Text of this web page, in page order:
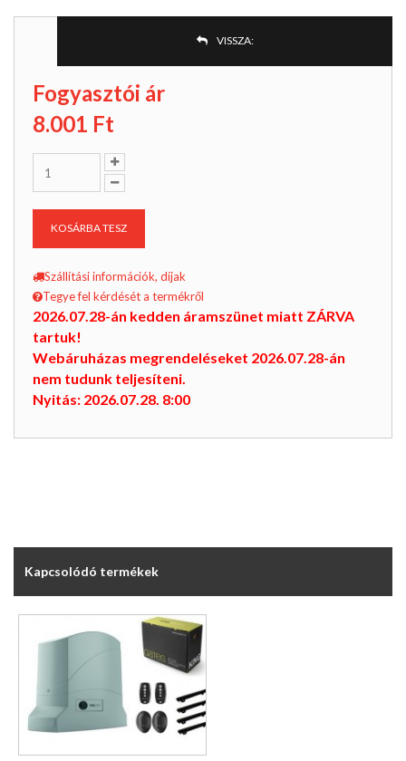
VISSZA:
Fogyasztói ár
8.001 Ft
KOSÁRBA TESZ
Szállítási információk, díjak
Tegye fel kérdését a termékről
2026.07.28-án kedden áramszünet miatt ZÁRVA
tartuk!
Webáruházas megrendeléseket 2026.07.28-án
nem tudunk teljesíteni.
Nyitás: 2026.07.28. 8:00
Kapcsolódó termékek